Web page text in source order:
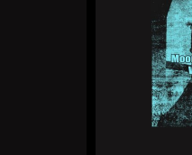
Wirtuozik
4 августа
хочу в
Wirtuozik
4 августа